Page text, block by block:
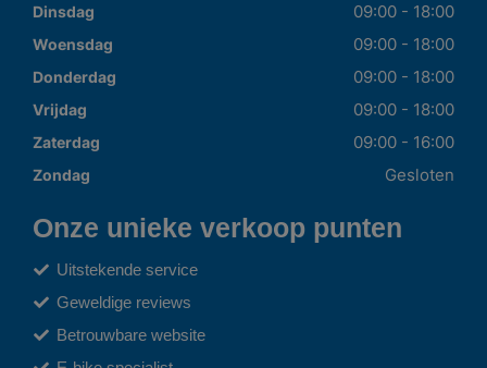
Dinsdag 09:00 - 18:00
Woensdag 09:00 - 18:00
Donderdag 09:00 - 18:00
Vrijdag 09:00 - 18:00
Zaterdag 09:00 - 16:00
Zondag Gesloten
Onze unieke verkoop punten
Uitstekende service
Geweldige reviews
Betrouwbare website